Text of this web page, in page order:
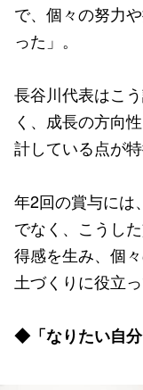
で、個々の努力
った」。
長谷川代表はこ
く、成長の方向
計している点が特
年2回の賞与には
でなく、こうし
得感を生み、個
土づくりに役立っ
◆「なりたい自